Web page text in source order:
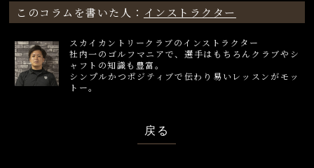
このコラムを書いた人： インストラクター
スカイカントリークラブのインストラクター
社内一のゴルフマニアで、選手はもちろんクラブやシ
ャフトの知識も豊富。
シンプルかつポジティブで伝わり易いレッスンがモッ
トー。
戻る